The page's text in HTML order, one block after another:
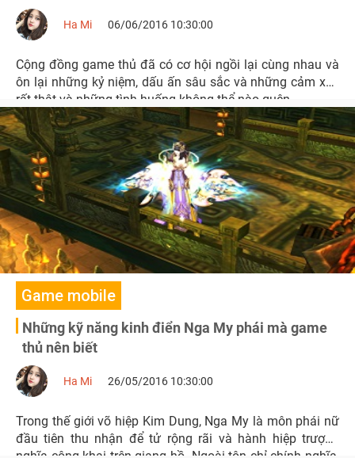
Ha Mi 06/06/2016 10:30:00
Cộng đồng game thủ đã có cơ hội ngồi lại cùng nhau và
ôn lại những kỷ niệm, dấu ấn sâu sắc và những cảm xúc
rất thật và những tình huống không thể nào quên.
Game mobile
Những kỹ năng kinh điển Nga My phái mà game
thủ nên biết
Ha Mi 26/05/2016 10:30:00
Trong thế giới võ hiệp Kim Dung, Nga My là môn phái nữ
đầu tiên thu nhận để tử rộng rãi và hành hiệp trượng